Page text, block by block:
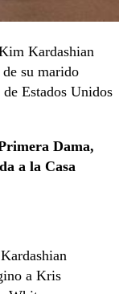
Kardashian
su marido
Estados Unidos
Dama,
a la Casa
a Kris